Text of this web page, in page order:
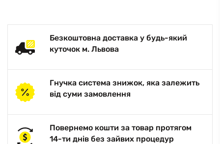
Безкоштовна доставка у будь-який
куточок м. Львова
Гнучка система знижок, яка залежить
від суми замовлення
Повернемо кошти за товар протягом
14-ти днів без зайвих процедур